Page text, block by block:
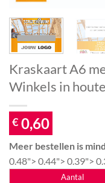
Kraskaart A6
Winkels in
€ 0,60
Meer bestellen is
0.48"> 0.44"> 0.39">
Aantal